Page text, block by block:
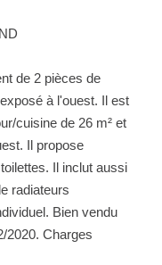
de 2 pièces de
à l'ouest. Il est
cuisine de 26 m² et
Il propose
Il inclut aussi
radiateurs
Bien vendu
2020. Charges